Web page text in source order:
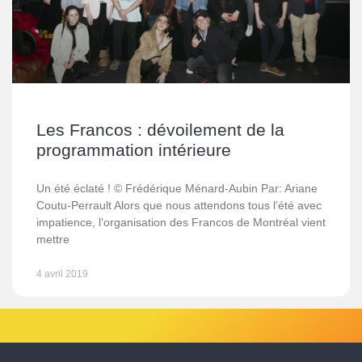
Les Francos : dévoilement de la
programmation intérieure
Un été éclaté ! © Frédérique Ménard-Aubin Par: Ariane
Coutu-Perrault Alors que nous attendons tous l’été avec
impatience, l’organisation des Francos de Montréal vient
mettre
4 avril 2019